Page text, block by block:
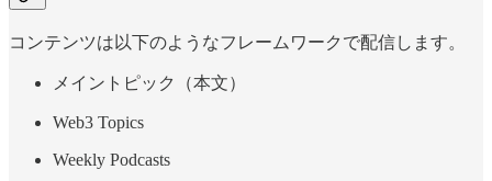
コンテンツは以下のようなフレームワークで配信します。
メイントピック（本文）
Web3 Topics
Weekly Podcasts